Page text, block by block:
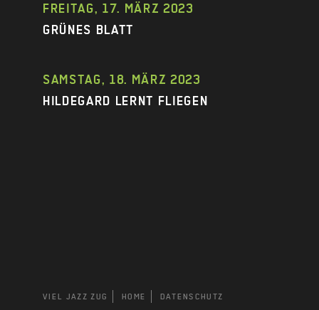
FREITAG, 17. MÄRZ 2023
GRÜNES BLATT
SAMSTAG, 18. MÄRZ 2023
HILDEGARD LERNT FLIEGEN
VIEL JAZZ ZUG HOME DATENSCHUTZ